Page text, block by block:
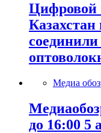
Цифровой
Медиа
до 16:00 5